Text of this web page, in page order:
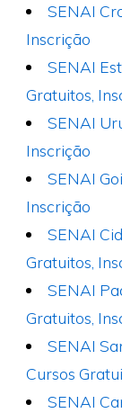
SENAI
Inscrição
SENAI
Gratuitos,
SENAI
Inscrição
SENAI
Inscrição
SENAI
Gratuitos,
SENAI
Gratuitos,
SENAI
Cursos
SENAI